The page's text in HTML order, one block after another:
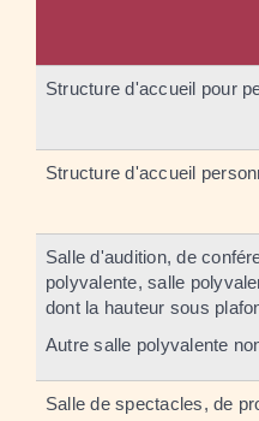
Structure d'accueil pour
Structure d'accueil
Salle d'audition, de
polyvalente, salle
dont la hauteur sous
Autre salle polyvalente
Salle de spectacles, de